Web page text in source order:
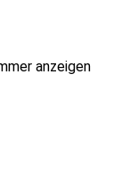
anzeigen